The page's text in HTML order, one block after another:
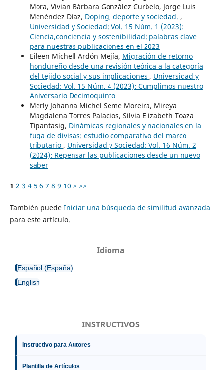
Mora, Vivian Bárbara González Curbelo, Jorge Luis
Menéndez Díaz, Doping, deporte y sociedad. ,
Universidad y Sociedad: Vol. 15 Núm. 1 (2023):
Ciencia,conciencia y sostenibilidad: palabras clave
para nuestras publicaciones en el 2023
Eileen Michell Ardón Mejía, Migración de retorno
hondureño desde una revisión teórica a la categoría
del tejido social y sus implicaciones , Universidad y
Sociedad: Vol. 15 Núm. 4 (2023): Cumplimos nuestro
Aniversario Decimoquinto
Merly Johanna Michel Seme Moreira, Mireya
Magdalena Torres Palacios, Silvia Elizabeth Toaza
Tipantasig, Dinámicas regionales y nacionales en la
fuga de divisas: estudio comparativo del marco
tributario , Universidad y Sociedad: Vol. 16 Núm. 2
(2024): Repensar las publicaciones desde un nuevo
saber
1 2 3 4 5 6 7 8 9 10 > >>
También puede Iniciar una búsqueda de similitud avanzada
para este artículo.
Idioma
Español (España)
English
INSTRUCTIVOS
Instructivo para Autores
Plantilla de Artículos